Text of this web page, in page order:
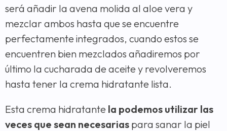
será añadir la avena molida al aloe vera y
mezclar ambos hasta que se encuentre
perfectamente integrados, cuando estos se
encuentren bien mezclados añadiremos por
último la cucharada de aceite y revolveremos
hasta tener la crema hidratante lista.
Esta crema hidratante la podemos utilizar las
veces que sean necesarias para sanar la piel